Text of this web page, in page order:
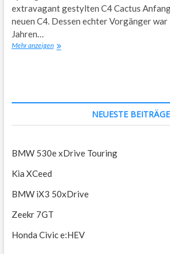
extravagant gestylten C4 Cactus
neuen C4. Dessen echter Vorgänger war
Jahren…
Mehr anzeigenCitroen
NEUESTE BEITRÄGE
BMW 530e xDrive Touring
Kia XCeed
BMW iX3 50xDrive
Zeekr 7GT
Honda Civic e:HEV